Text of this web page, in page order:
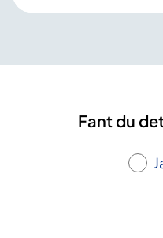
Fant du